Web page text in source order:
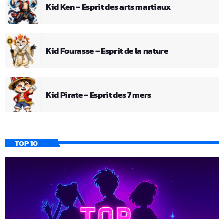
Kid Ken – Esprit des arts martiaux
Kid Fourasse – Esprit de la nature
Kid Pirate – Esprit des 7 mers
TOP 10